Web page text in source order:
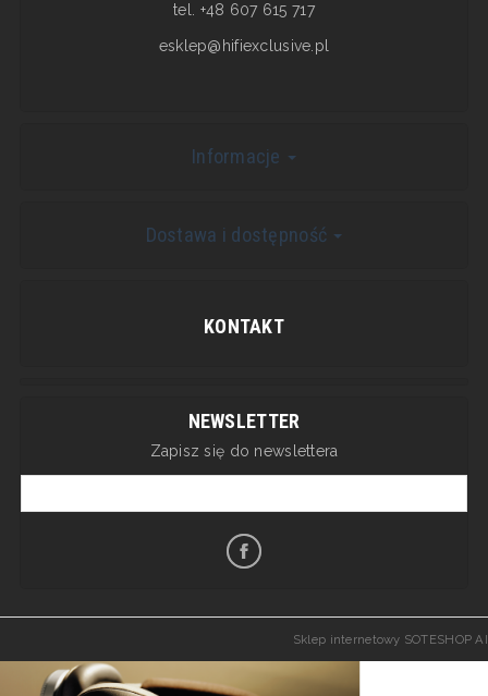
tel. +48 607 615 717
esklep@hifiexclusive.pl
Informacje
Dostawa i dostępność
KONTAKT
NEWSLETTER
Zapisz się do newslettera
Sklep internetowy SOTESHOP AI